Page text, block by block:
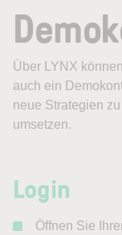
Über LYNX
auch ein
neue Strategien
umsetzen.
Login
Öffnen Sie